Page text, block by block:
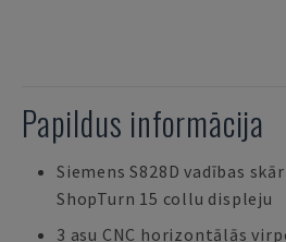
Papildus informācija
Siemens S828D vadības
ShopTurn 15 collu displeju
3 asu CNC horizontālās